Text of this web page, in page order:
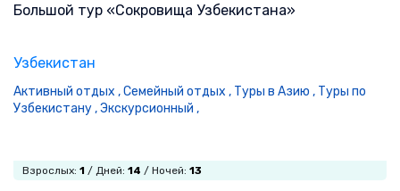
Большой тур «Сокровища Узбекистана»
Узбекистан
Активный отдых ,Семейный отдых , Туры в Азию , Туры по
Узбекистану ,Экскурсионный ,
Взрослых: 1 / Дней: 14 / Ночей: 13